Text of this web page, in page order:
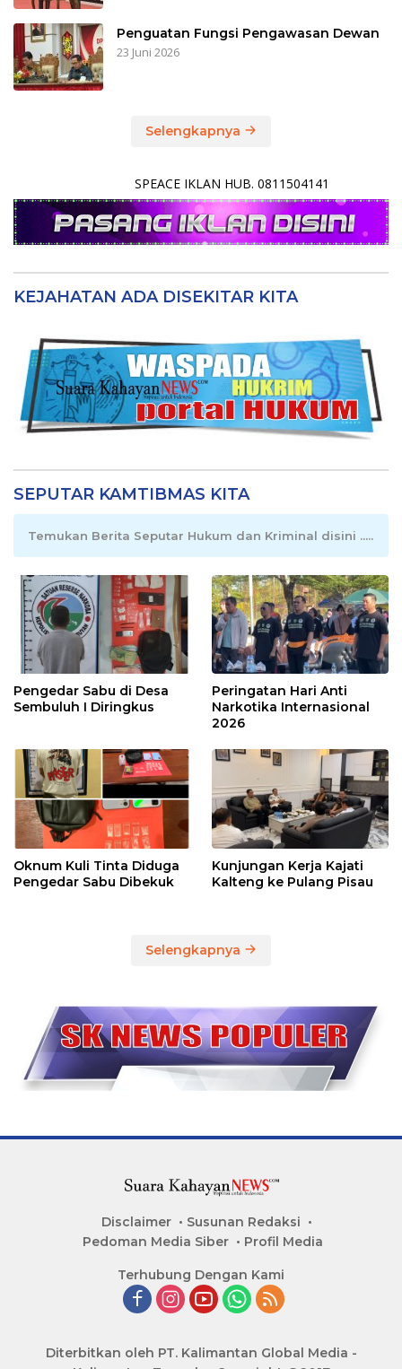
Penguatan Fungsi Pengawasan Dewan
23 Juni 2026
Selengkapnya
SPEACE IKLAN HUB. 0811504141
KEJAHATAN ADA DISEKITAR KITA
SEPUTAR KAMTIBMAS KITA
Temukan Berita Seputar Hukum dan Kriminal disini .....
Pengedar Sabu di Desa
Sembuluh I Diringkus
Peringatan Hari Anti
Narkotika Internasional
2026
Oknum Kuli Tinta Diduga
Pengedar Sabu Dibekuk
Kunjungan Kerja Kajati
Kalteng ke Pulang Pisau
Selengkapnya
Disclaimer
Susunan Redaksi
Pedoman Media Siber
Profil Media
Terhubung Dengan Kami
Diterbitkan oleh PT. Kalimantan Global Media -